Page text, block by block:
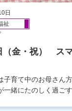
日
祉
（金・祝） ス
子育て中のお母さん
一緒にたのしく過ごす